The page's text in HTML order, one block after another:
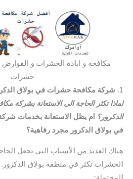
مكافحة و ابادة الحشرات و
حشرات
1.
شركة مكافحة حشرات في بولاق
لماذا تكثر الحاجة الى الاستعانة بشركة
الدكرور؟
ام يظل الاستعانة بخدمات
في بولاق الدكرور مجرد رفاهية؟
هناك العديد من الأسباب التي تجعل
الحشرات تكثر في منطقة بولاق
المحتملة: